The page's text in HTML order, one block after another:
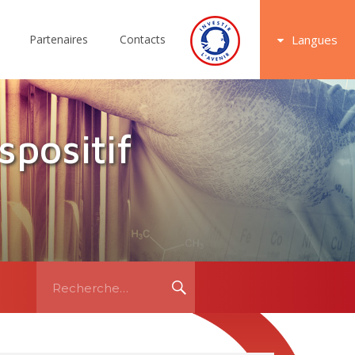
Partenaires Contacts Langues
Recherche